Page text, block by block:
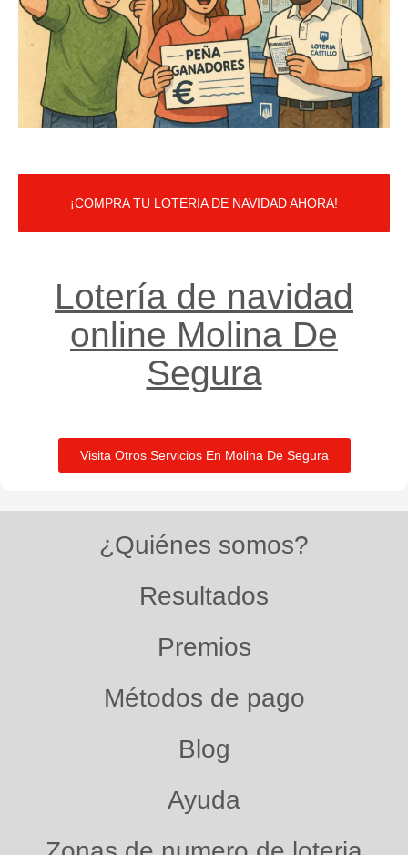
¡COMPRA TU LOTERIA DE NAVIDAD AHORA!
Lotería de navidad
online Molina De
Segura
Visita Otros Servicios En Molina De Segura
¿Quiénes somos?
Resultados
Premios
Métodos de pago
Blog
Ayuda